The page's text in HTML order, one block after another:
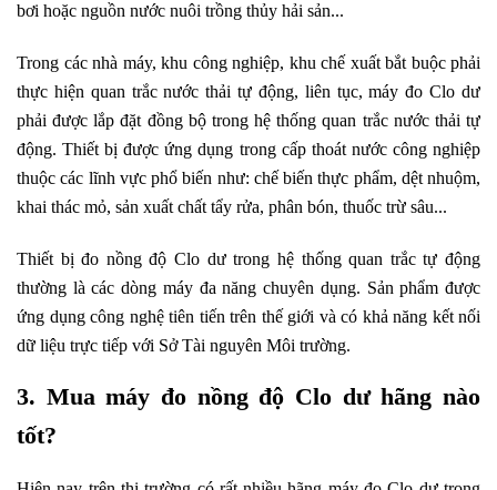
bơi hoặc nguồn nước nuôi trồng thủy hải sản...
Trong các nhà máy, khu công nghiệp, khu chế xuất bắt buộc phải
thực hiện quan trắc nước thải tự động, liên tục, máy đo Clo dư
phải được lắp đặt đồng bộ trong hệ thống quan trắc nước thải tự
động. Thiết bị được ứng dụng trong cấp thoát nước công nghiệp
thuộc các lĩnh vực phổ biến như: chế biến thực phẩm, dệt nhuộm,
khai thác mỏ, sản xuất chất tẩy rửa, phân bón, thuốc trừ sâu...
Thiết bị đo nồng độ Clo dư trong hệ thống quan trắc tự động
thường là các dòng máy đa năng chuyên dụng. Sản phẩm được
ứng dụng công nghệ tiên tiến trên thế giới và có khả năng kết nối
dữ liệu trực tiếp với Sở Tài nguyên Môi trường.
3. Mua máy đo nồng độ Clo dư hãng nào
tốt?